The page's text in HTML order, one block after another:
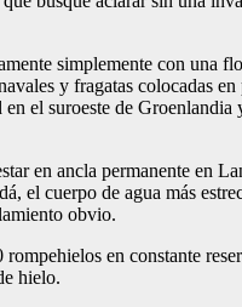
simplemente con una
y fragatas colocadas
el suroeste de Groenlandia
en ancla permanente en
el cuerpo de agua más
obvio.
rompehielos en constante
hielo.